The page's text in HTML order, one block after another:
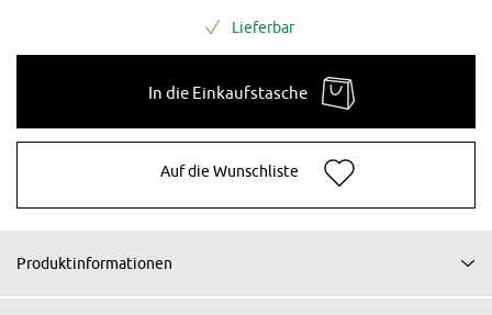
Lieferbar
In die Einkaufstasche
Auf die Wunschliste
Produktinformationen